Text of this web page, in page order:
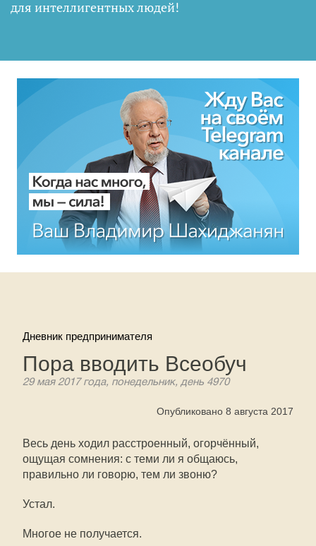
для интеллигентных людей!
Дневник предпринимателя
Пора вводить Всеобуч
29 мая 2017 года, понедельник, день 4970
Опубликовано 8 августа 2017
Весь день ходил расстроенный, огорчённый,
ощущая сомнения: с теми ли я общаюсь,
правильно ли говорю, тем ли звоню?
Устал.
Многое не получается.